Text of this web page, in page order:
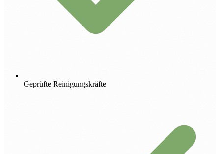
Geprüfte Reinigungskräfte